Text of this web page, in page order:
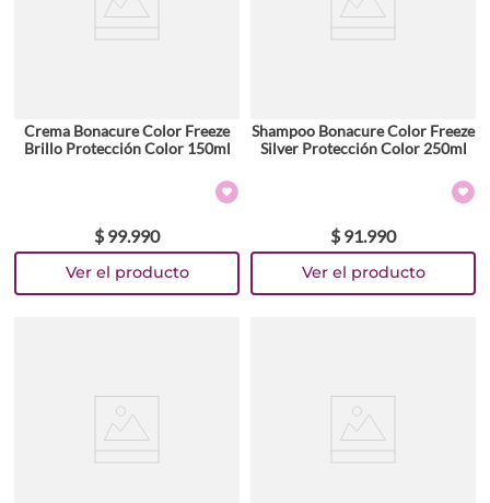
Crema Bonacure Color Freeze
Brillo Protección Color 150ml
$ 99.990
Shampoo Bonacure Color Freeze
Silver Protección Color 250ml
$ 91.990